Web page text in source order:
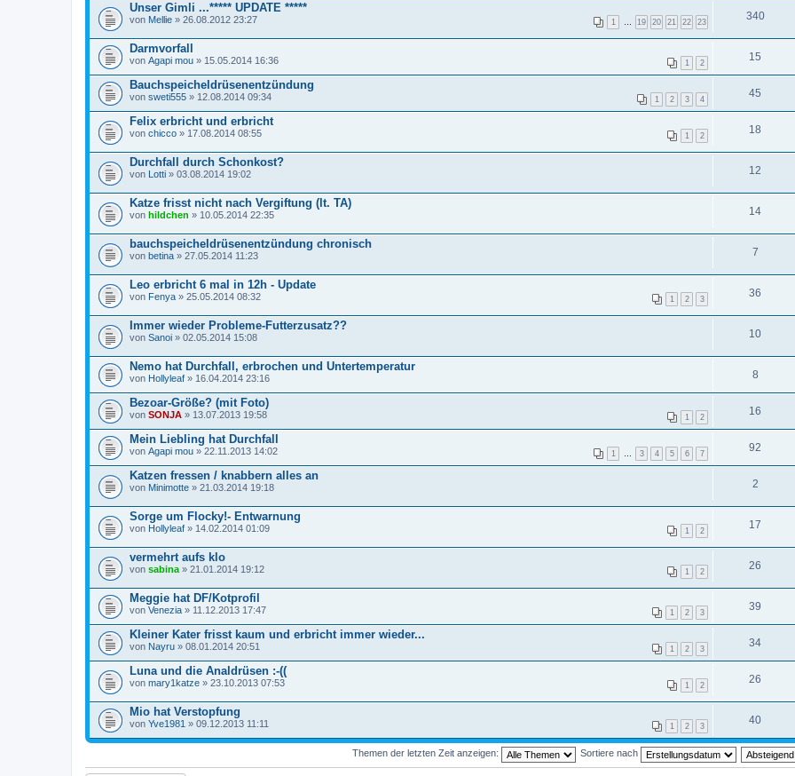
Unser Gimli ...***** UPDATE *****
1 19 20 21 22 23
von Mellie » 26.08.2012 23:27 340
Darmvorfall
1 2
von Agapi mou » 15.05.2014 16:36 15
Bauchspeicheldrüsenentzündung
1 2 3 4
von sweti555 » 12.08.2014 09:34 45
Felix erbricht und erbricht
1 2
von chicco » 17.08.2014 08:55 18
Durchfall durch Schonkost?
von Lotti » 03.08.2014 19:02 12
Katze frisst nicht nach Vergiftung (lt. TA)
von hildchen » 10.05.2014 22:35 14
bauchspeicheldrüsenentzündung chronisch
von betina » 27.05.2014 11:23 7
Leo erbricht 6 mal in 12h - Update
1 2 3
von Fenya » 25.05.2014 08:32 36
Immer wieder Probleme-Futterzusatz??
von Sanoi » 02.05.2014 15:08 10
Nemo hat Durchfall, erbrochen und Untertemperatur
von Hollyleaf » 16.04.2014 23:16 8
Bezoar-Größe? (mit Foto)
1 2
von SONJA » 13.07.2013 19:58 16
Mein Liebling hat Durchfall
1 3 4 5 6 7
von Agapi mou » 22.11.2013 14:02 92
Katzen fressen / knabbern alles an
von Minimotte » 21.03.2014 19:18 2
Sorge um Flocky!- Entwarnung
1 2
von Hollyleaf » 14.02.2014 01:09 17
vermehrt aufs klo
1 2
von sabina » 21.01.2014 19:12 26
Meggie hat DF/Kotprofil
1 2 3
von Venezia » 11.12.2013 17:47 39
Kleiner Kater frisst kaum und erbricht immer wieder...
1 2 3
von Nayru » 08.01.2014 20:51 34
Luna und die Analdrüsen :-((
1 2
von mary1katze » 23.10.2013 07:53 26
Mio hat Verstopfung
1 2 3
von Yve1981 » 09.12.2013 11:11 40
Themen der letzten Zeit anzeigen: Sortiere nach